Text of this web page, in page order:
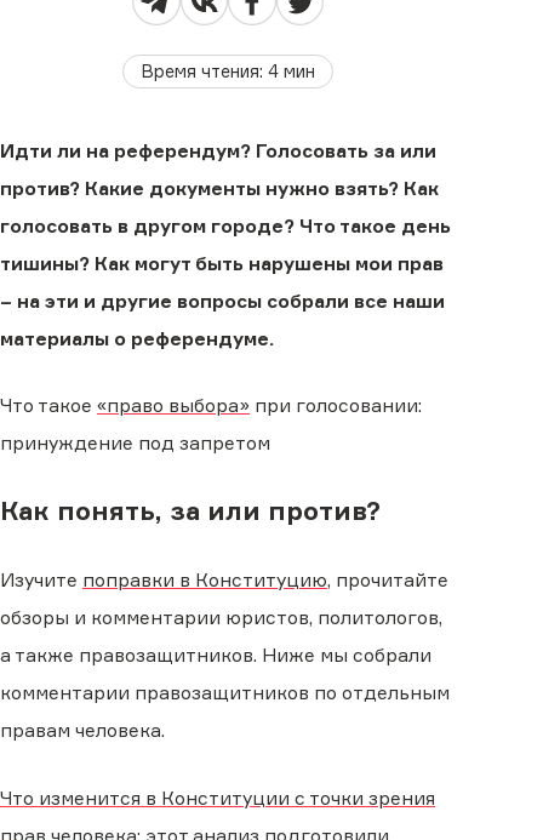
Время чтения: 4мин
Идти ли на референдум? Голосовать за или
против? Какие документы нужно взять? Как
голосовать в другом городе? Что такое день
тишины? Как могут быть нарушены мои прав
– на эти и другие вопросы собрали все наши
материалы о референдуме.
Что такое «право выбора» при голосовании:
принуждение под запретом
Как понять, за или против?
Изучите поправки в Конституцию, прочитайте
обзоры и комментарии юристов, политологов,
а также правозащитников. Ниже мы собрали
комментарии правозащитников по отдельным
правам человека.
Что изменится в Конституции с точки зрения